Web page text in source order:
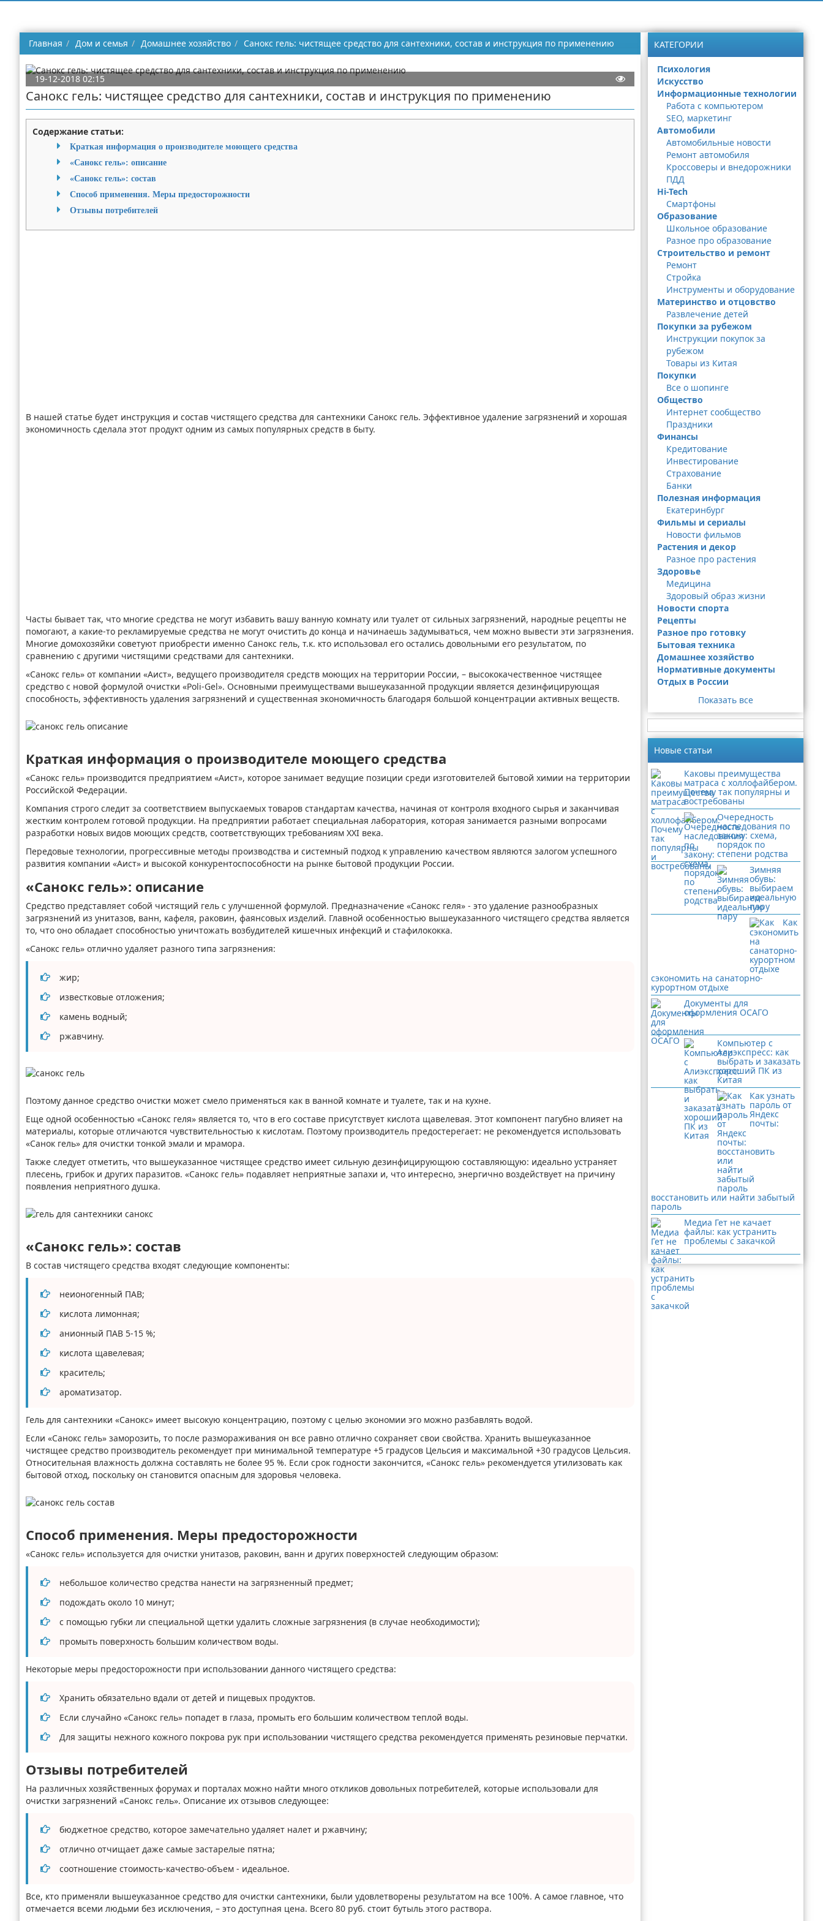
Главная Дом и семья Домашнее хозяйство Cанокс гель: чистящее средство для сантехники, состав и инструкция по применению
19-12-2018 02:15
Cанокс гель: чистящее средство для сантехники, состав и инструкция по применению
Содержание статьи:
Краткая информация о производителе моющего средства
«Санокс гель»: описание
«Санокс гель»: состав
Способ применения. Меры предосторожности
Отзывы потребителей
В нашей статье будет инструкция и состав чистящего средства для сантехники Санокс гель. Эффективное удаление загрязнений и хорошая
экономичность сделала этот продукт одним из самых популярных средств в быту.
Часты бывает так, что многие средства не могут избавить вашу ванную комнату или туалет от сильных загрязнений, народные рецепты не
помогают, а какие-то рекламируемые средства не могут очистить до конца и начинаешь задумываться, чем можно вывести эти загрязнения.
Многие домохозяйки советуют приобрести именно Санокс гель, т.к. кто использовал его остались довольными его результатом, по
сравнению с другими чистящими средствами для сантехники.
«Санокс гель» от компании «Аист», ведущего производителя средств моющих на территории России, – высококачественное чистящее
средство с новой формулой очистки «Poli-Gel». Основными преимуществами вышеуказанной продукции является дезинфицирующая
способность, эффективность удаления загрязнений и существенная экономичность благодаря большой концентрации активных веществ.
Краткая информация о производителе моющего средства
«Санокс гель» производится предприятием «Аист», которое занимает ведущие позиции среди изготовителей бытовой химии на территории
Российской Федерации.
Компания строго следит за соответствием выпускаемых товаров стандартам качества, начиная от контроля входного сырья и заканчивая
жестким контролем готовой продукции. На предприятии работает специальная лаборатория, которая занимается разными вопросами
разработки новых видов моющих средств, соответствующих требованиям XXI века.
Передовые технологии, прогрессивные методы производства и системный подход к управлению качеством являются залогом успешного
развития компании «Аист» и высокой конкурентоспособности на рынке бытовой продукции России.
«Санокс гель»: описание
Средство представляет собой чистящий гель с улучшенной формулой. Предназначение «Санокс геля» - это удаление разнообразных
загрязнений из унитазов, ванн, кафеля, раковин, фаянсовых изделий. Главной особенностью вышеуказанного чистящего средства является
то, что оно обладает способностью уничтожать возбудителей кишечных инфекций и стафилококка.
«Санокс гель» отлично удаляет разного типа загрязнения:
жир;
известковые отложения;
камень водный;
ржавчину.
Поэтому данное средство очистки может смело применяться как в ванной комнате и туалете, так и на кухне.
Еще одной особенностью «Санокс геля» является то, что в его составе присутствует кислота щавелевая. Этот компонент пагубно влияет на
материалы, которые отличаются чувствительностью к кислотам. Поэтому производитель предостерегает: не рекомендуется использовать
«Санок гель» для очистки тонкой эмали и мрамора.
Также следует отметить, что вышеуказанное чистящее средство имеет сильную дезинфицирующюю составляющую: идеально устраняет
плесень, грибок и других паразитов. «Санокс гель» подавляет неприятные запахи и, что интересно, энергично воздействует на причину
появления неприятного душка.
«Санокс гель»: состав
В состав чистящего средства входят следующие компоненты:
неионогенный ПАВ;
кислота лимонная;
анионный ПАВ 5-15 %;
кислота щавелевая;
краситель;
ароматизатор.
Гель для сантехники «Санокс» имеет высокую концентрацию, поэтому с целью экономии эго можно разбавлять водой.
Если «Санокс гель» заморозить, то после размораживания он все равно отлично сохраняет свои свойства. Хранить вышеуказанное
чистящее средство производитель рекомендует при минимальной температуре +5 градусов Цельсия и максимальной +30 градусов Цельсия.
Относительная влажность должна составлять не более 95 %. Если срок годности закончится, «Санокс гель» рекомендуется утилизовать как
бытовой отход, поскольку он становится опасным для здоровья человека.
Способ применения. Меры предосторожности
«Санокс гель» используется для очистки унитазов, раковин, ванн и других поверхностей следующим образом:
небольшое количество средства нанести на загрязненный предмет;
подождать около 10 минут;
с помощью губки ли специальной щетки удалить сложные загрязнения (в случае необходимости);
промыть поверхность большим количеством воды.
Некоторые меры предосторожности при использовании данного чистящего средства:
Хранить обязательно вдали от детей и пищевых продуктов.
Если случайно «Санокс гель» попадет в глаза, промыть его большим количеством теплой воды.
Для защиты нежного кожного покрова рук при использовании чистящего средства рекомендуется применять резиновые перчатки.
Отзывы потребителей
На различных хозяйственных форумах и порталах можно найти много откликов довольных потребителей, которые использовали для
очистки загрязнений «Санокс гель». Описание их отзывов следующее:
бюджетное средство, которое замечательно удаляет налет и ржавчину;
отлично отчищает даже самые застарелые пятна;
соотношение стоимость-качество-объем - идеальное.
Все, кто применяли вышеуказанное средство для очистки сантехники, были удовлетворены результатом на все 100%. А самое главное, что
отмечается всеми людьми без исключения, – это доступная цена. Всего 80 руб. стоит бутыль этого раствора.
КАТЕГОРИИ
Психология
Искусство
Информационные технологии
Работа с компьютером
SEO, маркетинг
Автомобили
Автомобильные новости
Ремонт автомобиля
Кроссоверы и внедорожники
ПДД
Hi-Tech
Смартфоны
Образование
Школьное образование
Разное про образование
Строительство и ремонт
Ремонт
Стройка
Инструменты и оборудование
Материнство и отцовство
Развлечение детей
Покупки за рубежом
Инструкции покупок за
рубежом
Товары из Китая
Покупки
Все о шопинге
Общество
Интернет сообщество
Праздники
Финансы
Кредитование
Инвестирование
Страхование
Банки
Полезная информация
Екатеринбург
Фильмы и сериалы
Новости фильмов
Растения и декор
Разное про растения
Здоровье
Медицина
Здоровый образ жизни
Новости спорта
Рецепты
Разное про готовку
Бытовая техника
Домашнее хозяйство
Нормативные документы
Отдых в России
Показать все
Новые статьи
Каковы преимущества
матраса с холлофайбером.
Почему так популярны и
востребованы
Очередность
наследования по
закону: схема,
порядок по
степени родства
Зимняя
обувь:
выбираем
идеальную
пару
Как
сэкономить на санаторно-
курортном отдыхе
Документы для
оформления ОСАГО
Компьютер с
Алиэкспресс: как
выбрать и заказать
хороший ПК из
Китая
Как узнать
пароль от
Яндекс
почты:
восстановить или найти забытый
пароль
Медиа Гет не качает
файлы: как устранить
проблемы с закачкой